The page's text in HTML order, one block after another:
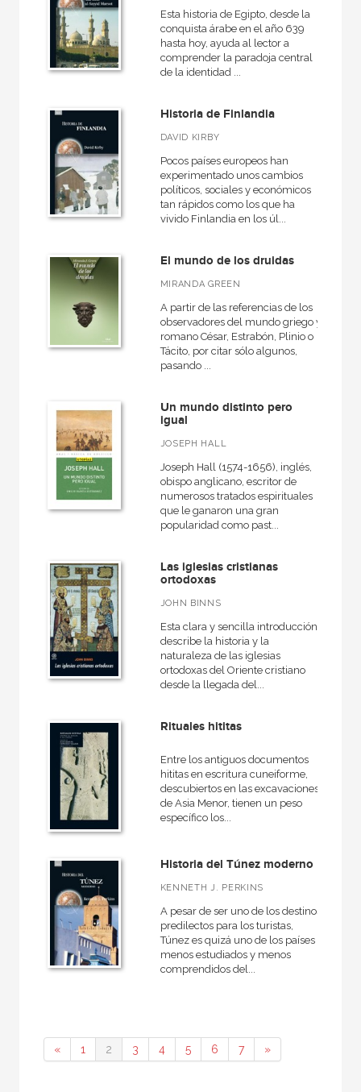
Esta historia de Egipto, desde la
conquista árabe en el año 639
hasta hoy, ayuda al lector a
comprender la paradoja central
de la identidad ...
Historia de Finlandia
DAVID KIRBY
Pocos países europeos han
experimentado unos cambios
políticos, sociales y económicos
tan rápidos como los que ha
vivido Finlandia en los úl...
El mundo de los druidas
MIRANDA GREEN
A partir de las referencias de los
observadores del mundo griego y
romano César, Estrabón, Plinio o
Tácito, por citar sólo algunos,
pasando ...
Un mundo distinto pero
igual
JOSEPH HALL
Joseph Hall (1574-1656), inglés,
obispo anglicano, escritor de
numerosos tratados espirituales
que le ganaron una gran
popularidad como past...
Las iglesias cristianas
ortodoxas
JOHN BINNS
Esta clara y sencilla introducción
describe la historia y la
naturaleza de las iglesias
ortodoxas del Oriente cristiano
desde la llegada del...
Rituales hititas
Entre los antiguos documentos
hititas en escritura cuneiforme,
descubiertos en las excavaciones
de Asia Menor, tienen un peso
específico los...
Historia del Túnez moderno
KENNETH J. PERKINS
A pesar de ser uno de los destinos
predilectos para los turistas,
Túnez es quizá uno de los países
menos estudiados y menos
comprendidos del...
« 1 2 3 4 5 6 7 »